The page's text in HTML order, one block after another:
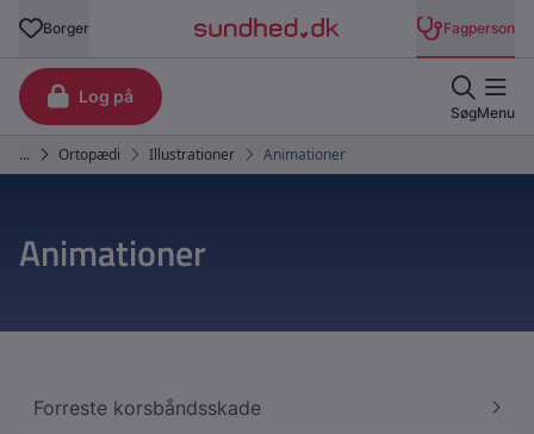
Animationer
Forreste korsbåndsskade